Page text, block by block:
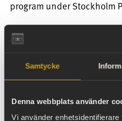
Samtycke
Denna webbplats använder
Vi använder
program under Stockholm
Pris stadsvandring:
Vuxen: 200 kronor
Ungdom till och med 18
Biljetten inkluderar även